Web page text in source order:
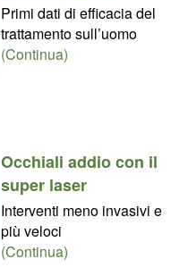
Primi dati di efficacia del
trattamento sull’uomo
(Continua)
Occhiali addio con il
super laser
Interventi meno invasivi e
più veloci
(Continua)